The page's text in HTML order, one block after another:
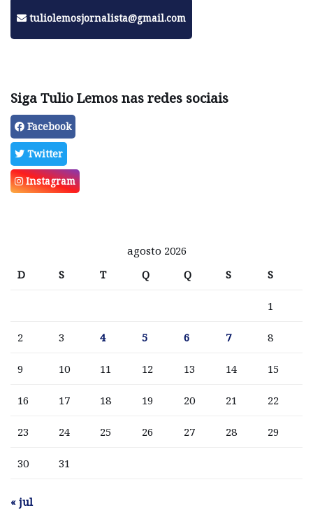
tuliolemosjornalista@gmail.com
Siga Tulio Lemos nas redes sociais
Facebook
Twitter
Instagram
agosto 2026
D
S T Q Q S S
1
2 3 4 5 6 7 8
9 10 11 12 13 14 15
16 17 18 19 20 21 22
23 24 25 26 27 28 29
30 31
« jul